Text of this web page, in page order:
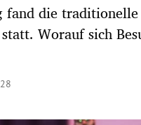
fand die
Worauf sich